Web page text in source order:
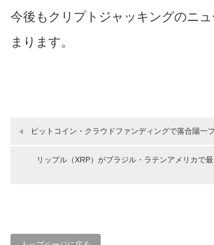
今後も クリプトジャッキングのニ
まります。
ビットコイン・クラウドファンディングで落合陽一
リップル（XRP）がブラジル・ラテンアメリカで